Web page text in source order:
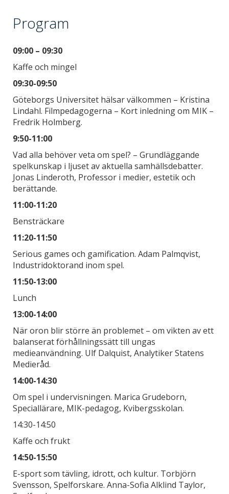
Program
09:00 – 09:30
Kaffe och mingel
09:30-09:50
Göteborgs Universitet hälsar välkommen – Kristina
Lindahl. Filmpedagogerna – Kort inledning om MIK –
Fredrik Holmberg.
9:50-11:00
Vad alla behöver veta om spel? – Grundläggande
spelkunskap i ljuset av aktuella samhällsdebatter.
Jonas Linderoth, Professor i medier, estetik och
berättande.
11:00-11:20
Bensträckare
11:20-11:50
Serious games och gamification. Adam Palmqvist,
Industridoktorand inom spel.
11:50-13:00
Lunch
13:00-14:00
När oron blir större än problemet – om vikten av ett
balanserat förhållningssätt till ungas
medieanvändning. Ulf Dalquist, Analytiker Statens
Medieråd.
14:00-14:30
Om spel i undervisningen. Marica Grudeborn,
Speciallärare, MIK-pedagog, Kvibergsskolan.
14:30-14:50
Kaffe och frukt
14:50-15:50
E-sport som tävling, idrott, och kultur. Torbjörn
Svensson, Spelforskare. Anna-Sofia Alklind Taylor,